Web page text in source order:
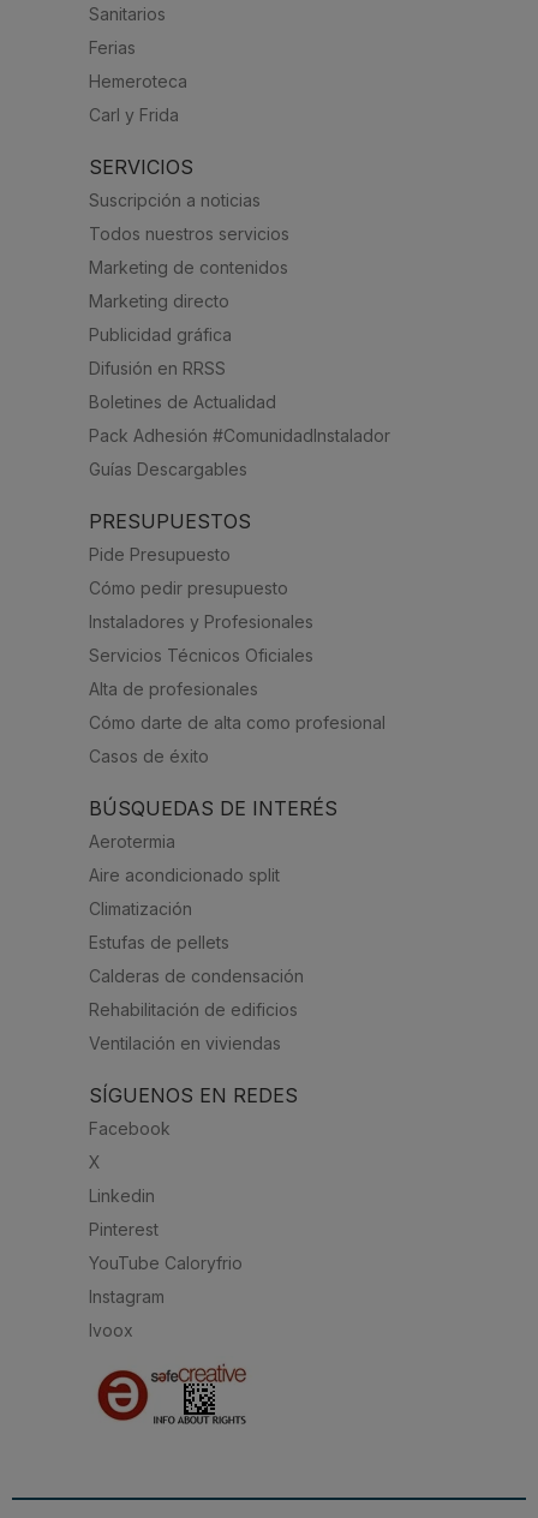
Sanitarios
Ferias
Hemeroteca
Carl y Frida
SERVICIOS
Suscripción a noticias
Todos nuestros servicios
Marketing de contenidos
Marketing directo
Publicidad gráfica
Difusión en RRSS
Boletines de Actualidad
Pack Adhesión #ComunidadInstalador
Guías Descargables
PRESUPUESTOS
Pide Presupuesto
Cómo pedir presupuesto
Instaladores y Profesionales
Servicios Técnicos Oficiales
Alta de profesionales
Cómo darte de alta como profesional
Casos de éxito
BÚSQUEDAS DE INTERÉS
Aerotermia
Aire acondicionado split
Climatización
Estufas de pellets
Calderas de condensación
Rehabilitación de edificios
Ventilación en viviendas
SÍGUENOS EN REDES
Facebook
X
Linkedin
Pinterest
YouTube Caloryfrio
Instagram
Ivoox